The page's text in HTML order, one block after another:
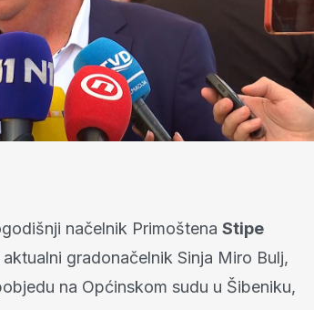
načelnik Primoštena Stipe
gradonačelnik Sinja Miro Bulj,
na Općinskom sudu u Šibeniku,